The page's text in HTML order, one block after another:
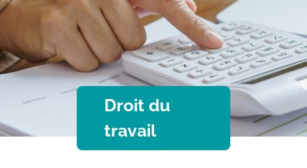
Droit du
travail